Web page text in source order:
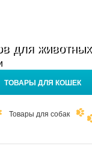
для животных
ТОВАРЫ ДЛЯ КОШЕК
Товары для собак